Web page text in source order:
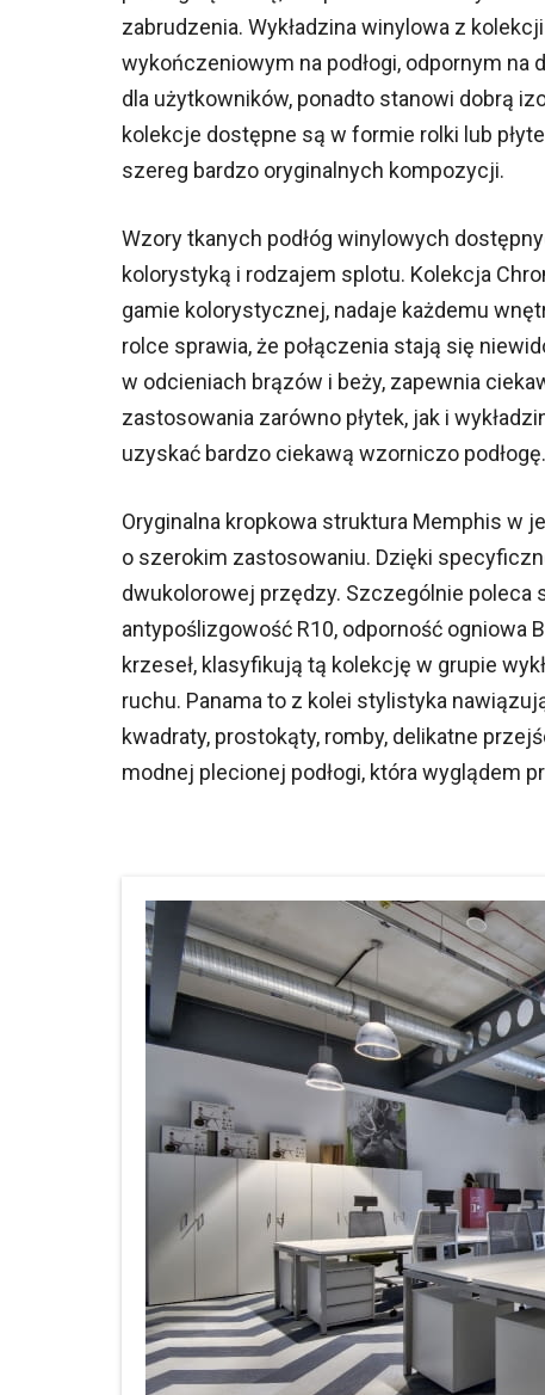
zabrudzenia. Wykładzina winylowa z
wykończeniowym na podłogi, odpornym na
dla użytkowników, ponadto stanowi dobrą
kolekcje dostępne są w formie rolki lub
szereg bardzo oryginalnych kompozycji.
Wzory tkanych podłóg winylowych
kolorystyką i rodzajem splotu. Kolekcja
gamie kolorystycznej, nadaje każdemu
rolce sprawia, że połączenia stają się
w odcieniach brązów i beży, zapewnia
zastosowania zarówno płytek, jak i
uzyskać bardzo ciekawą wzorniczo podłogę.
Oryginalna kropkowa struktura Memphis w
o szerokim zastosowaniu. Dzięki
dwukolorowej przędzy. Szczególnie poleca
antypoślizgowość R10, odporność ogniowa
krzeseł, klasyfikują tą kolekcję w grupie
ruchu. Panama to z kolei stylistyka
kwadraty, prostokąty, romby, delikatne
modnej plecionej podłogi, która wyglądem